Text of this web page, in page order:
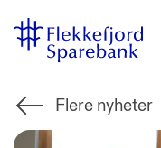
Gå til sideinnhold
Sparebank
Flere nyheter
er
Miljøfyrtårn-